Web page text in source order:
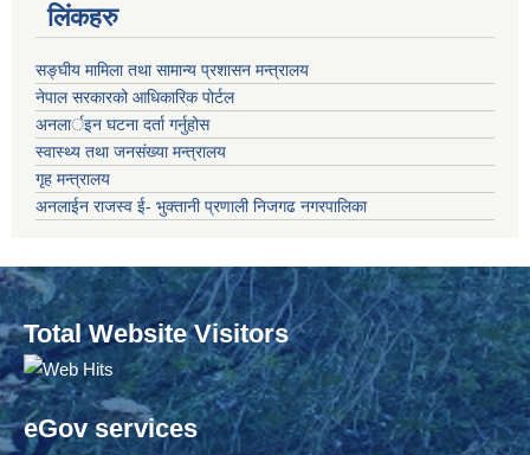
लिंकहरु
सङ्‍घीय मामिला तथा सामान्य प्रशासन मन्त्रालय
नेपाल सरकारको आधिकारिक पोर्टल
अनलार्इन घटना दर्ता गर्नुहोस
स्वास्थ्य तथा जनसंख्या मन्त्रालय
गृह मन्त्रालय
अनलाईन राजस्व ई- भुक्तानी प्रणाली निजगढ नगरपालिका
Total Website Visitors
eGov services